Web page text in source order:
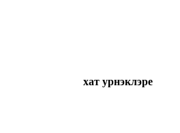
хат урнэклэре